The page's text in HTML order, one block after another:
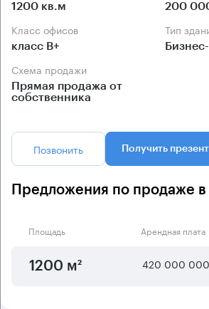
1200 кв.м 200
Класс офисов
класс B+
Тип
Схема продажи
Прямая продажа от
собственника
Позвонить Получить
Предложения по продаже
Площадь Арендная плата
1200 м² 420 000